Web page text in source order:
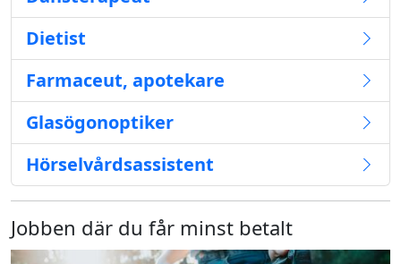
Dietist
Farmaceut, apotekare
Glasögonoptiker
Hörselvårdsassistent
Jobben där du får minst betalt